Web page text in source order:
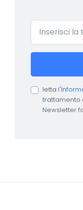
Email
letta l'
trattamento
Newsletter